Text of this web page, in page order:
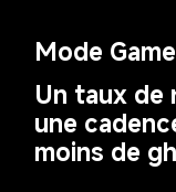
Mode
Un taux de
une
moins de